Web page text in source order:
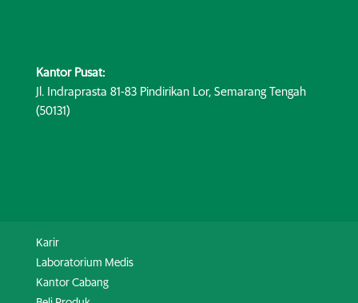
Kantor Pusat:
Jl. Indraprasta 81-83 Pindirikan Lor, Semarang Tengah
(50131)
Karir
Laboratorium Medis
Kantor Cabang